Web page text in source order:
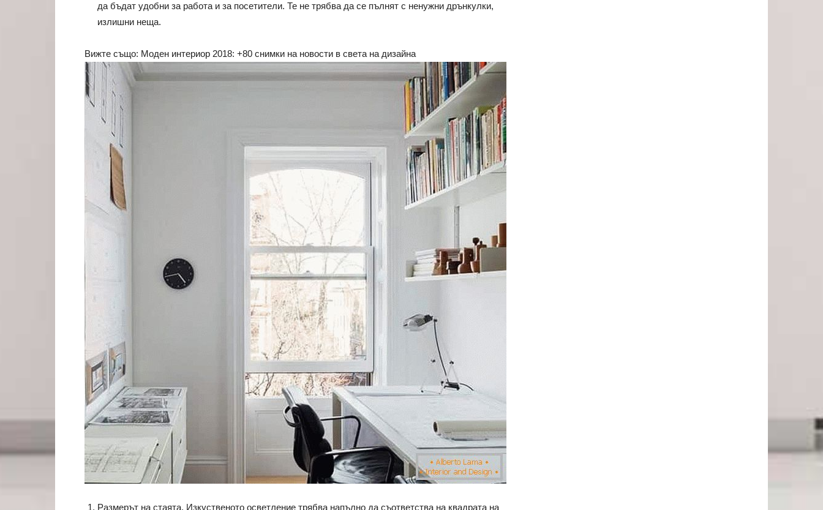
да бъдат удобни за работа и за посетители. Те не трябва да се пълнят с ненужни дрънкулки,
излишни неща.
Вижте също: Моден интериор 2018: +80 снимки на новости в света на дизайна
Размерът на стаята. Изкуственото осветление трябва напълно да съответства на квадрата на